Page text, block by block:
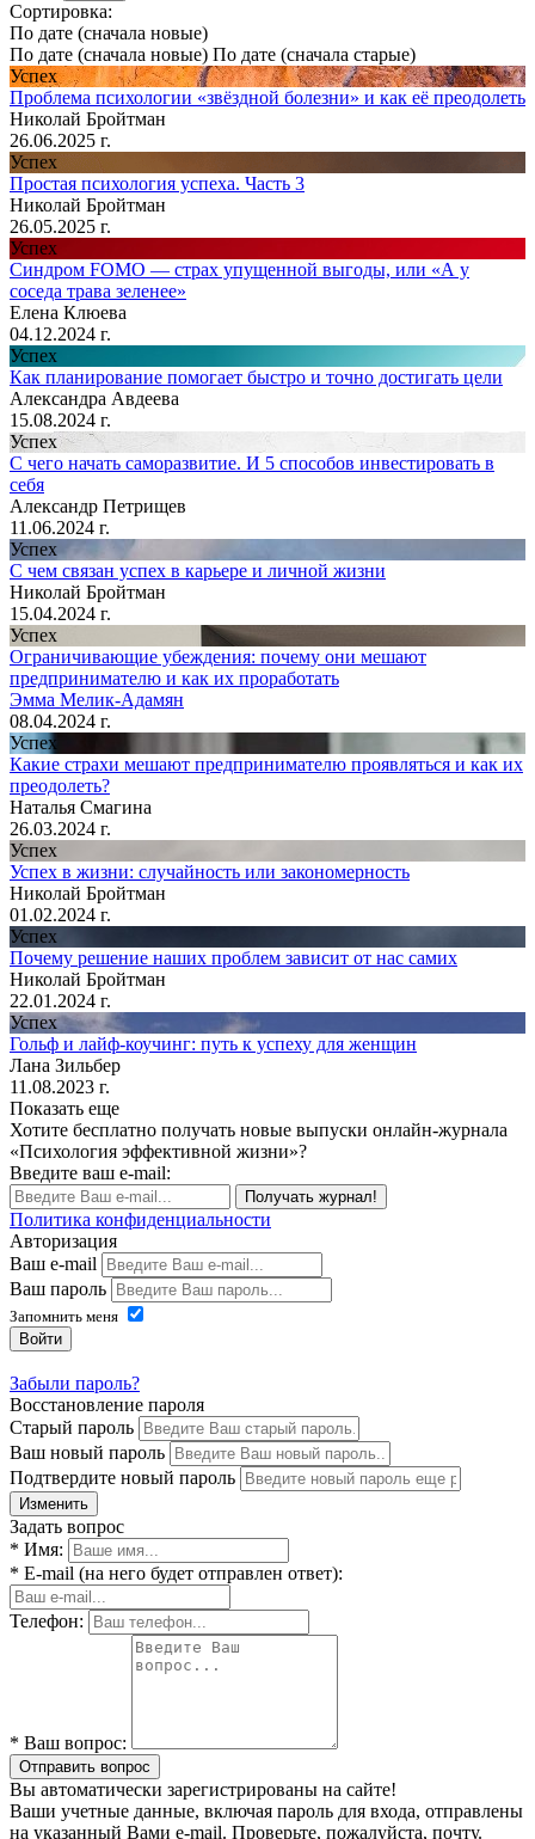
Cортировка:
По дате (сначала новые)
По дате (сначала новые) По дате (сначала старые)
Успех
Проблема психологии «звёздной болезни» и как её преодолеть
Николай Бройтман
26.06.2025 г.
Успех
Простая психология успеха. Часть 3
Николай Бройтман
26.05.2025 г.
Успех
Синдром FOMO — страх упущенной выгоды, или «А у
соседа трава зеленее»
Елена Клюева
04.12.2024 г.
Успех
Как планирование помогает быстро и точно достигать цели
Александра Авдеева
15.08.2024 г.
Успех
С чего начать саморазвитие. И 5 способов инвестировать в
себя
Александр Петрищев
11.06.2024 г.
Успех
С чем связан успех в карьере и личной жизни
Николай Бройтман
15.04.2024 г.
Успех
Ограничивающие убеждения: почему они мешают
предпринимателю и как их проработать
Эмма Мелик-Адамян
08.04.2024 г.
Успех
Какие страхи мешают предпринимателю проявляться и как их
преодолеть?
Наталья Смагина
26.03.2024 г.
Успех
Успех в жизни: случайность или закономерность
Николай Бройтман
01.02.2024 г.
Успех
Почему решение наших проблем зависит от нас самих
Николай Бройтман
22.01.2024 г.
Успех
Гольф и лайф-коучинг: путь к успеху для женщин
Лана Зильбер
11.08.2023 г.
Показать еще
Хотите бесплатно получать новые выпуски онлайн-журнала
«Психология эффективной жизни»?
Введите ваш e-mail:
Получать журнал!
Политика конфиденциальности
Авторизация
Ваш e-mail
Ваш пароль
Запомнить меня
Войти
Забыли пароль?
Восстановление пароля
Старый пароль
Ваш новый пароль
Подтвердите новый пароль
Изменить
Задать вопрос
* Имя:
* E-mail (на него будет отправлен ответ):
Телефон:
* Ваш вопрос:
Отправить вопрос
Вы автоматически зарегистрированы на сайте!
Ваши учетные данные, включая пароль для входа, отправлены
на указанный Вами e-mail. Проверьте, пожалуйста, почту.